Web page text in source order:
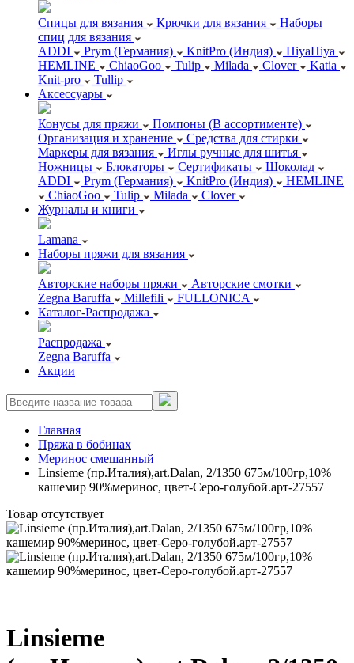
Спицы для вязания Крючки для вязания
Наборы
спиц для вязания
ADDI
Prym (Германия) KnitPro (Индия)
HiyaHiya
HEMLINE
ChiaoGoo Tulip Milada Clover
Katia
Knit-pro
Tullip
Аксессуары
Конусы для пряжи
Помпоны (В ассортименте)
Организация и хранение
Средства для стирки
Маркеры для вязания
Иглы ручные для шитья
Ножницы
Блокаторы Сертификаты
Шоколад
ADDI
Prym (Германия) KnitPro (Индия)
HEMLINE
ChiaoGoo
Tulip Milada
Clover
Журналы и книги
Lamana
Наборы пряжи для вязания
Авторские наборы пряжи
Авторские смотки
Zegna Baruffa
Millefili
FULLONICA
Каталог-Распродажа
Распродажа
Zegna Baruffa
Акции
Главная
Пряжа в бобинах
Меринос смешанный
Linsieme (пр.Италия),art.Dalan, 2/1350 675м/100гр,10%
кашемир 90%меринос, цвет-Серо-голубой.арт-27557
Товар отсутствует
Linsieme